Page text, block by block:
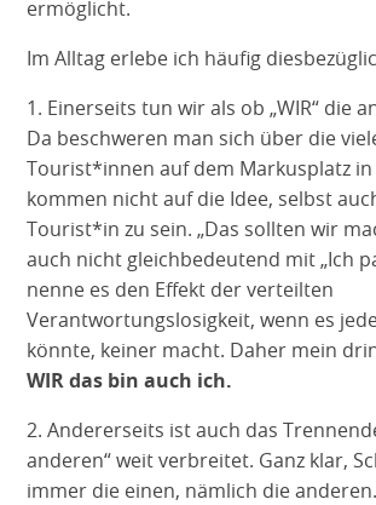
ermöglicht.
Im Alltag erlebe ich häufig
1. Einerseits tun wir als ob „WIR“ die
Da beschweren man sich über die
Tourist*innen auf dem Markusplatz
kommen nicht auf die Idee, selbst
Tourist*in zu sein. „Das sollten wir
auch nicht gleichbedeutend mit „Ich
nenne es den Effekt der verteilten
Verantwortungslosigkeit, wenn es
könnte, keiner macht. Daher mein
WIR das bin auch ich.
2. Andererseits ist auch das
anderen“ weit verbreitet. Ganz klar,
immer die einen, nämlich die